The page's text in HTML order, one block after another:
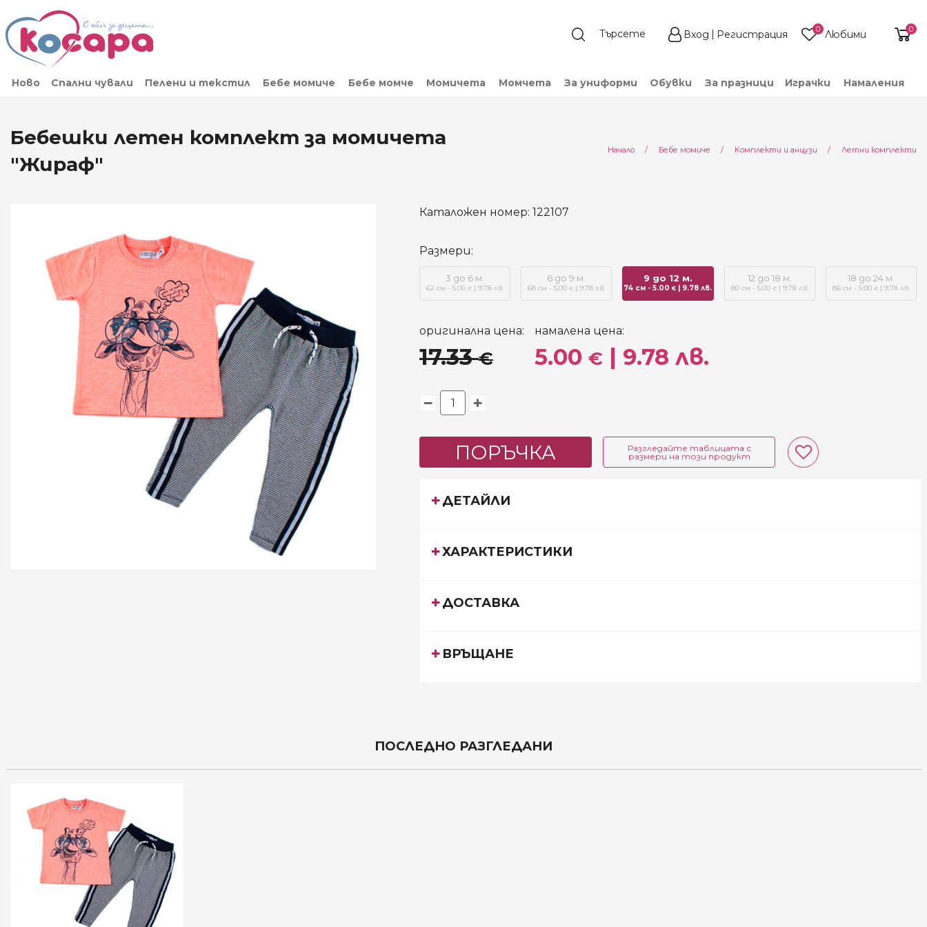
Вход Регистрация Любими
0 0
Ново Спални чували Пелени и текстил Бебе момиче Бебе момче Момичета Момчета За униформи Обувки За празници Играчки Намаления
Бебешки летен комплект за момичета
"Жираф"
Начало Бебе момиче Комплекти и анцузи Летни комплекти
Каталожен номер: 122107
оригинална цена:
17.33€
намалена цена:
5.00 € | 9.78 лв.
Размери:
3 до 6 м.
62 см - 5.00 € | 9.78 лв.
6 до 9 м.
68 см - 5.00 € | 9.78 лв.
9 до 12 м.
74 см - 5.00€ | 9.78 лв.
12 до 18 м.
80 см - 5.00 €| 9.78 лв.
18 до 24 м.
86 см - 5.00 €| 9.78 лв.
ПОРЪЧКА
Разгледайте таблицата с
размери на този продукт
ДЕТАЙЛИ
ХАРАКТЕРИСТИКИ
ДОСТАВКА
ВРЪЩАНЕ
ПОСЛЕДНО РАЗГЛЕДАНИ